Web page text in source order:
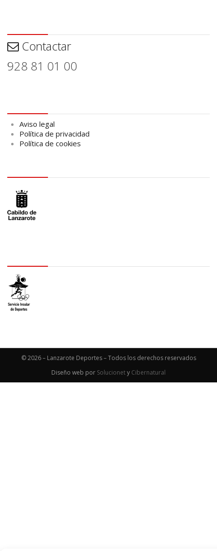
Contactar
928 81 01 00
Aviso legal
Política de privacidad
Política de cookies
© 2026 – Lanzarote Deportes – Todos los derechos reservados
Diseño web por Solucionety Cibernatural